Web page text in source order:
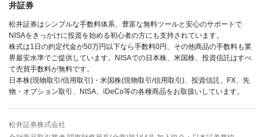
井証券
松井証券はシンプルな手数料体系、豊富な無料ツールと安心のサポートで
NISAをきっかけに投資を始める初心者の方にも支持されています。
株式は1日の約定代金が50万円以下なら手数料0円、その他商品の手数料も業
界最安水準でご提供しています。NISAでの日本株、米国株、投資信託はすべ
て売買手数料が無料です。
日本株(現物取引/信用取引)・米国株(現物取引/信用取引)、投資信託、FX、先
物・オプション取引、NISA、iDeCo等の各種商品をお取扱いしています。
松井証券株式会社